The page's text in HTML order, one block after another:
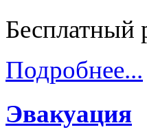
Бесплатный
Подробнее...
Эвакуация